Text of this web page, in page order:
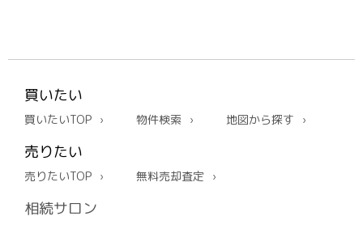
買いたい
買いたいTOP 物件検索 地図から探す
売りたい
売りたいTOP 無料売却査定
相続サロン